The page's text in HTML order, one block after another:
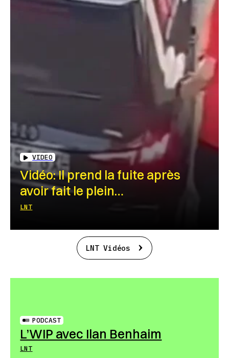
VIDEO
Vidéo: Il prend la fuite après
avoir fait le plein…
LNT
LNT Vidéos
PODCAST
L’WIP avec Ilan Benhaim
LNT